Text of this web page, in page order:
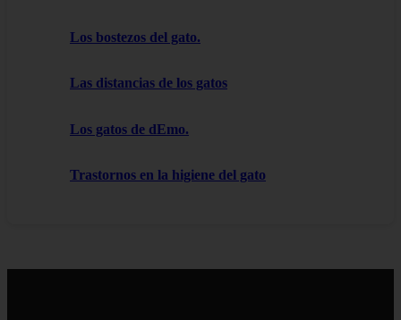
Los bostezos del gato.
Las distancias de los gatos
Los gatos de dEmo.
Trastornos en la higiene del gato